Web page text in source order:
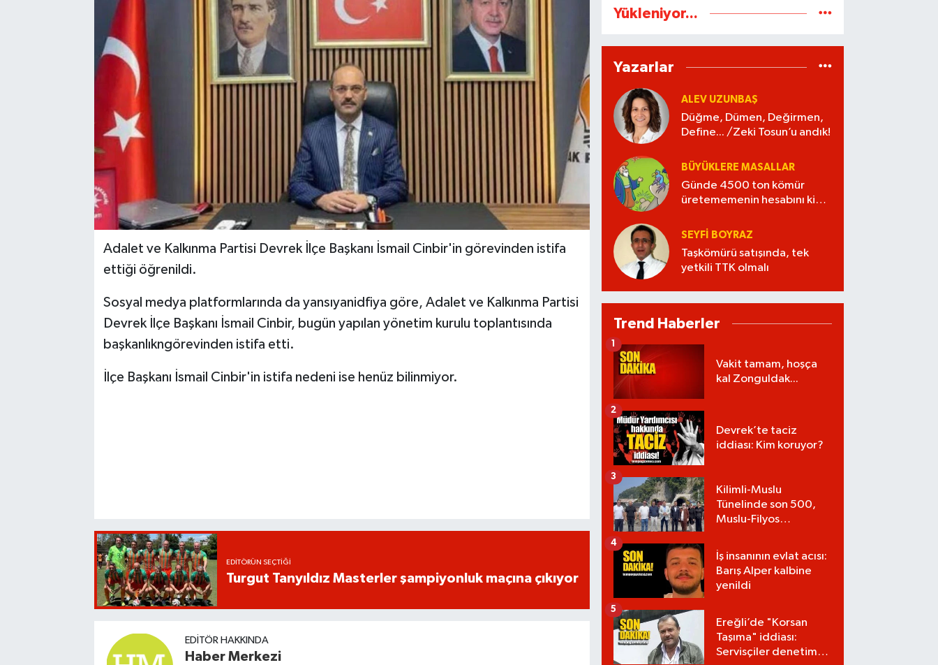
Adalet ve Kalkınma Partisi Devrek İlçe Başkanı İsmail Cinbir'in görevinden istifa
ettiği öğrenildi.
Sosyal medya platformlarında da yansıyanidfiya göre, Adalet ve Kalkınma Partisi
Devrek İlçe Başkanı İsmail Cinbir, bugün yapılan yönetim kurulu toplantısında
başkanlıkngörevinden istifa etti.
İlçe Başkanı İsmail Cinbir'in istifa nedeni ise henüz bilinmiyor.
EDITÖRÜN SEÇTIĞI
Turgut Tanyıldız Masterler şampiyonluk maçına çıkıyor
EDITÖR HAKKINDA
Haber Merkezi
Yükleniyor...
Yazarlar
ALEV UZUNBAŞ
Düğme, Dümen, Değirmen,
Define... /Zeki Tosun’u andık!
BÜYÜKLERE MASALLAR
Günde 4500 ton kömür
üretememenin hesabını kim
SEYFI BOYRAZ
Taşkömürü satışında, tek
yetkili TTK olmalı
Trend Haberler
Vakit tamam, hoşça
kal Zonguldak...
1
Devrek’te taciz
iddiası: Kim koruyor?
2
Kilimli-Muslu
Tünelinde son 500,
Muslu-Filyos
1.750 metre
3
İş insanının evlat acısı:
Barış Alper kalbine
yenildi
4
Ereğli’de "Korsan
Taşıma" iddiası:
Servisçiler denetim
5